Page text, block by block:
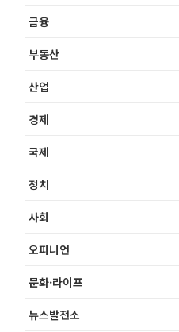
금융
부동산
산업
경제
국제
정치
사회
오피니언
문화·라이프
뉴스발전소